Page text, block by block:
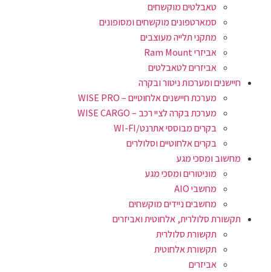
טאבלטים מוקשחים
סמארטפונים מוקשחים ומסופונים
מתקני תלייה מעוצבים
אביזרי Ram Mount
אביזרים לטאבלטים
חיישנים ומערכות ניטור ובקרה
מערכת חיישנים אלחוטיים – WISE PRO
מערכת בקרה לציי רכב – WISE CARGO
בקרים מבוססי אתרנט/WI-FI
בקרים אלחוטיים וסלולרים
מחשוב ומסכי מגע
מוניטורים ומסכי מגע
מחשבי AIO
מחשבים ניידים מוקשחים
תקשורת סלולרית, אלחוטית ואביזרים
תקשורת סלולרית
תקשורת אלחוטית
אביזרים